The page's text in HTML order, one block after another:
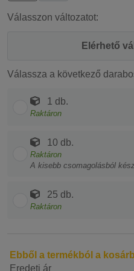
Válasszon változatot:
Elérhető
Válassza a következő
1 db.
Raktáron
10 db.
Raktáron
A kisebb csomagolásból
25 db.
Raktáron
Ebből a termékból a
Eredeti ár